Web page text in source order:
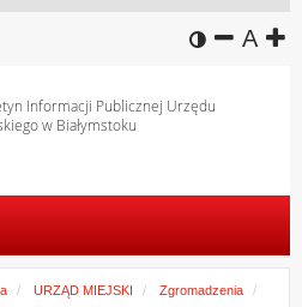
wersja
A
Informacji Publicznej Urzędu
w Białymstoku
URZĄD MIEJSKI
Zgromadzenia